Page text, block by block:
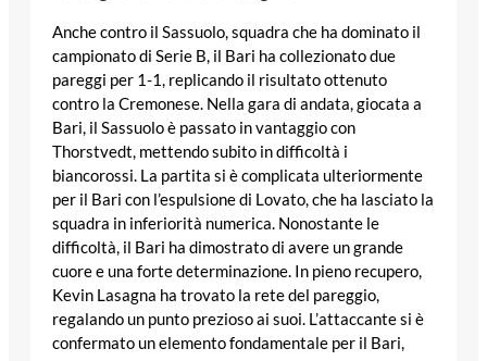
Anche contro il Sassuolo, squadra che ha dominato il
campionato di Serie B, il Bari ha collezionato due
pareggi per 1-1, replicando il risultato ottenuto
contro la Cremonese. Nella gara di andata, giocata a
Bari, il Sassuolo è passato in vantaggio con
Thorstvedt, mettendo subito in difficoltà i
biancorossi. La partita si è complicata ulteriormente
per il Bari con l’espulsione di Lovato, che ha lasciato la
squadra in inferiorità numerica. Nonostante le
difficoltà, il Bari ha dimostrato di avere un grande
cuore e una forte determinazione. In pieno recupero,
Kevin Lasagna ha trovato la rete del pareggio,
regalando un punto prezioso ai suoi. L’attaccante si è
confermato un elemento fondamentale per il Bari,